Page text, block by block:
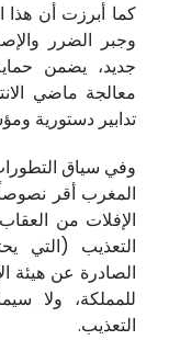
كما أبرزت أن هذا
وجبر الضرر
جديد، يضمن
معالجة ماضي
تدابير دستورية
وفي سياق
المغرب أقر
الإفلات من
التعذيب (التي
الصادرة عن هيئة
للمملكة، ولا
التعذيب.